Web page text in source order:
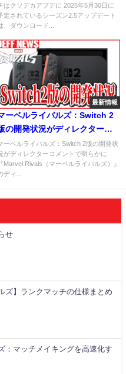
はクソデカアプデに 2025年5月30日に
定されているシーズン2.5アップデート
、ダウンロード...
最新情報
ーベルライバルズ：Switch 2
の開発状況がディレクターコ
ントで明らかに
ーベルライバルズ：Switch 2版の開発状
がディレクターコメントで明らかに
『Marvel Rivals（マーベルライバルズ）』
ディ...
せ
ズ】ランクマッチの仕様まとめ
：マッチメイキングを高速化す